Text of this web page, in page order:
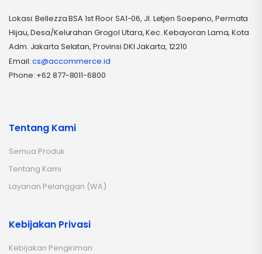
Lokasi: Bellezza BSA 1st Floor SA1-06, Jl. Letjen Soepeno, Permata
Hijau, Desa/Kelurahan Grogol Utara, Kec. Kebayoran Lama, Kota
Adm. Jakarta Selatan, Provinsi DKI Jakarta, 12210
Email:cs@accommerce.id
Phone: +62 877-8011-6800
Tentang Kami
Semua Produk
Tentang Kami
Layanan Pelanggan (WA)
Kebijakan Privasi
Kebijakan Pengiriman